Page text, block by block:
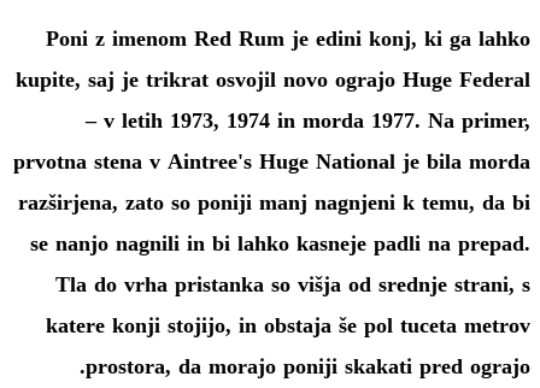
Poni z imenom Red Rum je edini konj, ki ga lahko
kupite, saj je trikrat osvojil novo ograjo Huge Federal
– v letih 1973, 1974 in morda 1977. Na primer,
prvotna stena v Aintree's Huge National je bila morda
razširjena, zato so poniji manj nagnjeni k temu, da bi
se nanjo nagnili in bi lahko kasneje padli na prepad.
Tla do vrha pristanka so višja od srednje strani, s
katere konji stojijo, in obstaja še pol tuceta metrov
prostora, da morajo poniji skakati pred ograjo.